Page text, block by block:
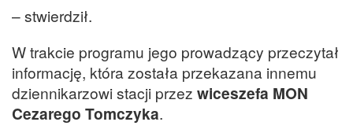
– stwierdził.
W trakcie programu jego prowadzący przeczytał
informację, która została przekazana innemu
dziennikarzowi stacji przez wiceszefa MON
Cezarego Tomczyka.